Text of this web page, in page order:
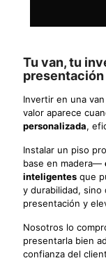
Tu van, tu
presentación
Invertir en una
valor aparece
personalizada,
Instalar un piso
base en madera—
inteligentes que
y durabilidad, sino
presentación y
Nosotros lo
presentarla bien
confianza del